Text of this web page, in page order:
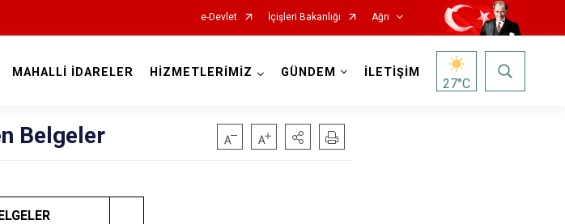
e-Devlet İçişleri Bakanlığı Ağrı
MAHALLİ İDARELER HİZMETLERİMİZ GÜNDEM İLETİŞİM
27°C
Belgeler